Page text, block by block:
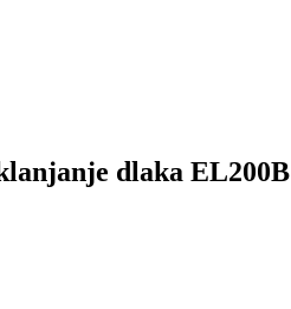
dlaka EL200B